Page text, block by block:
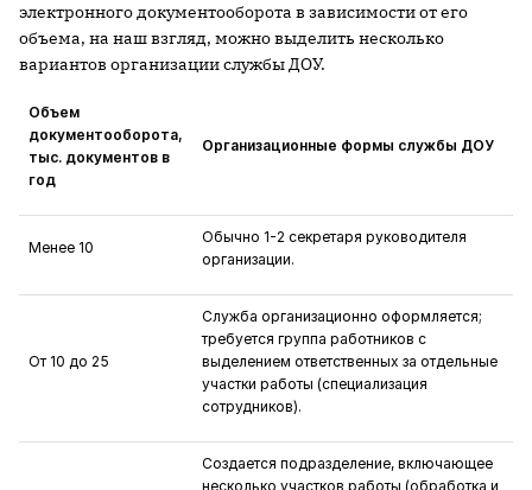
электронного документооборота в зависимости от его
объема, на наш взгляд, можно выделить несколько
вариантов организации службы ДОУ.
Объем
документооборота,
тыс. документов в
год
Организационные формы службы ДОУ
Менее 10
Обычно 1-2 секретаря руководителя
организации.
От 10 до 25
Служба организационно оформляется;
требуется группа работников с
выделением ответственных за отдельные
участки работы (специализация
сотрудников).
Создается подразделение, включающее
несколько участков работы (обработка и